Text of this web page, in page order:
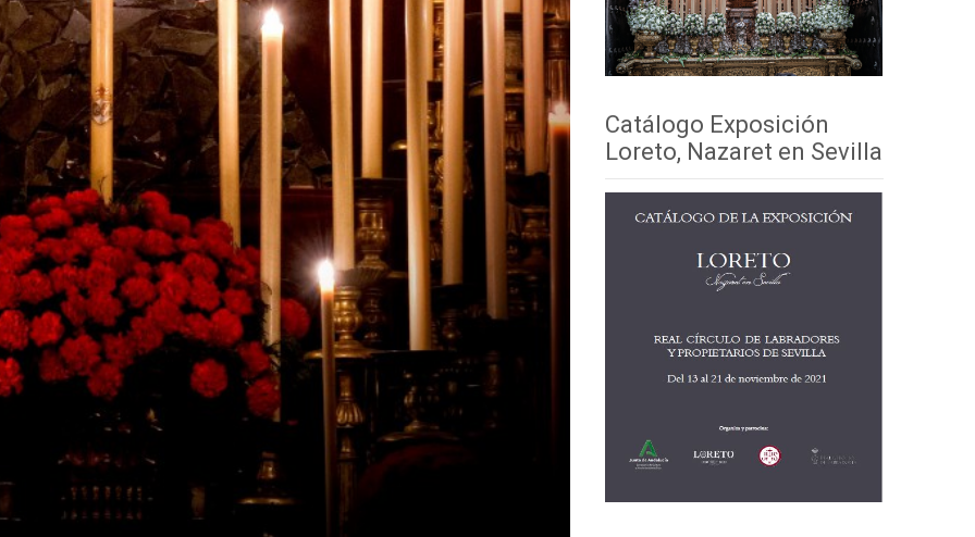
Catálogo Exposición
Loreto, Nazaret en Sevilla